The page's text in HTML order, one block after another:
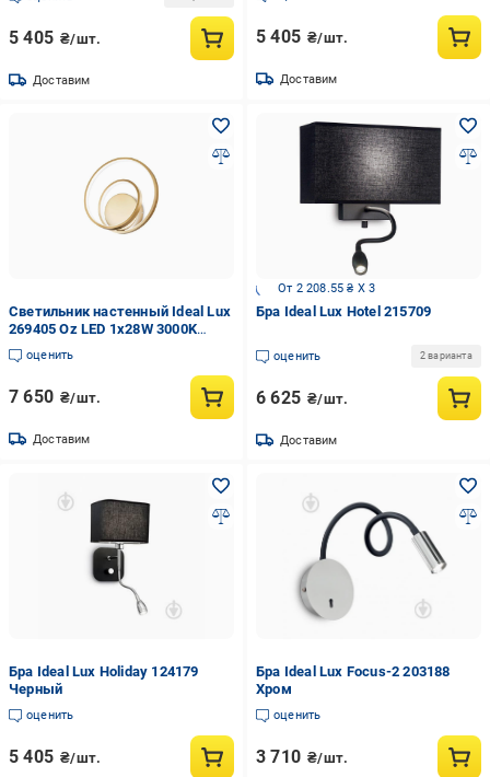
5 405 ₴/шт.
Доставим
5 405 ₴/шт.
Доставим
Светильник настенный Ideal Lux
269405 Oz LED 1x28W 3000K
2500Lm IP20 (12944616)
оценить
7 650 ₴/шт.
Доставим
От 2 208.55 ₴ X 3
Бра Ideal Lux Hotel 215709
оценить 2 варианта
6 625 ₴/шт.
Доставим
Бра Ideal Lux Holiday 124179
Черный
оценить
5 405 ₴/шт.
Бра Ideal Lux Focus-2 203188
Хром
оценить
3 710 ₴/шт.